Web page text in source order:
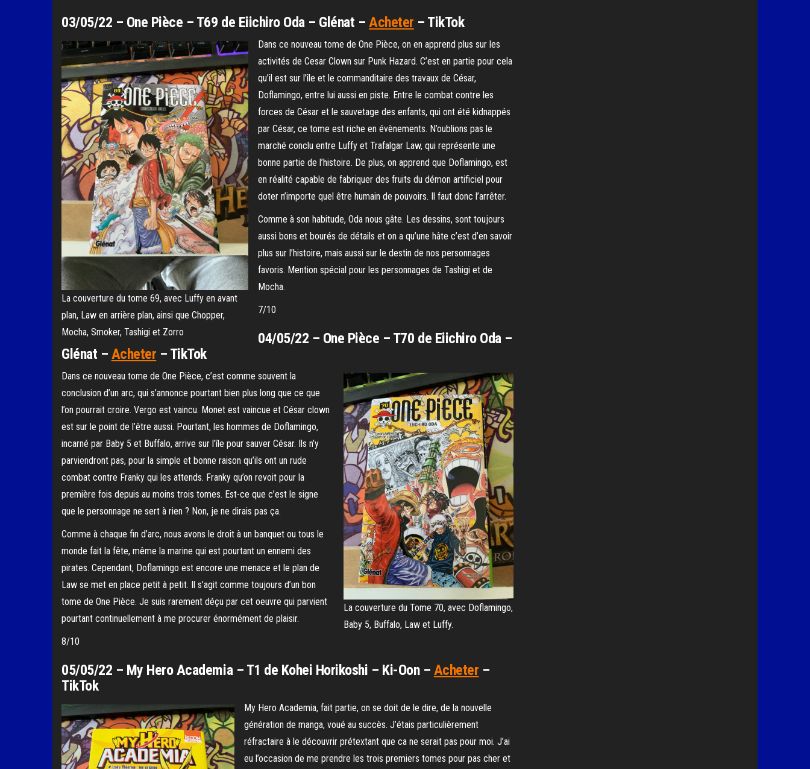
03/05/22 – One Pièce – T69 de Eiichiro Oda – Glénat –Acheter – TikTok
La couverture du tome 69, avec Luffy en avant
plan, Law en arrière plan, ainsi que Chopper,
Mocha, Smoker, Tashigi et Zorro
Dans ce nouveau tome de One Pièce, on en apprend plus sur les
activités de Cesar Clown sur Punk Hazard. C’est en partie pour cela
qu’il est sur l’île et le commanditaire des travaux de César,
Doflamingo, entre lui aussi en piste. Entre le combat contre les
forces de César et le sauvetage des enfants, qui ont été kidnappés
par César, ce tome est riche en évènements. N’oublions pas le
marché conclu entre Luffy et Trafalgar Law, qui représente une
bonne partie de l’histoire. De plus, on apprend que Doflamingo, est
en réalité capable de fabriquer des fruits du démon artificiel pour
doter n’importe quel être humain de pouvoirs. Il faut donc l’arrêter.
Comme à son habitude, Oda nous gâte. Les dessins, sont toujours
aussi bons et bourés de détails et on a qu’une hâte c’est d’en savoir
plus sur l’histoire, mais aussi sur le destin de nos personnages
favoris. Mention spécial pour les personnages de Tashigi et de
Mocha.
7/10
04/05/22 – One Pièce – T70 de Eiichiro Oda –
Glénat – Acheter – TikTok
La couverture du Tome 70, avec Doflamingo,
Baby 5, Buffalo, Law et Luffy.
Dans ce nouveau tome de One Pièce, c’est comme souvent la
conclusion d’un arc, qui s’annonce pourtant bien plus long que ce que
l’on pourrait croire. Vergo est vaincu. Monet est vaincue et César clown
est sur le point de l’être aussi. Pourtant, les hommes de Doflamingo,
incarné par Baby 5 et Buffalo, arrive sur l’île pour sauver César. Ils n’y
parviendront pas, pour la simple et bonne raison qu’ils ont un rude
combat contre Franky qui les attends. Franky qu’on revoit pour la
première fois depuis au moins trois tomes. Est-ce que c’est le signe
que le personnage ne sert à rien ? Non, je ne dirais pas ça.
Comme à chaque fin d’arc, nous avons le droit à un banquet ou tous le
monde fait la fête, même la marine qui est pourtant un ennemi des
pirates. Cependant, Doflamingo est encore une menace et le plan de
Law se met en place petit à petit. Il s’agit comme toujours d’un bon
tome de One Pièce. Je suis rarement déçu par cet oeuvre qui parvient
pourtant continuellement à me procurer énormément de plaisir.
8/10
05/05/22 – My Hero Academia – T1 de Kohei Horikoshi – Ki-Oon – Acheter –
TikTok
My Hero Academia, fait partie, on se doit de le dire, de la nouvelle
génération de manga, voué au succès. J’étais particulièrement
réfractaire à le découvrir prétextant que ca ne serait pas pour moi. J’ai
eu l’occasion de me prendre les trois premiers tomes pour pas cher et